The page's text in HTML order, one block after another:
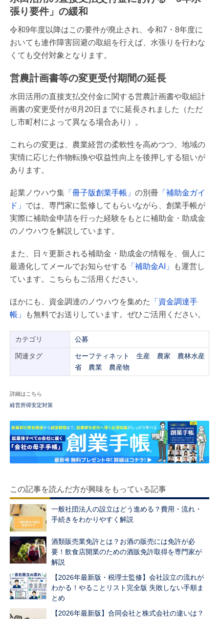
張り要件」の緩和
令和9年度以降はこの要件が廃止され、令和7・8年度に
おいても連作障害回避の取組を行えば、水張りを行わな
くても交付対象となります。
営農計画書等の変更受付期間の延長
水田活用の直接支払交付金に関する営農計画書や取組計
画書の変更受付が8月20日までに延長されました（ただ
し市町村によって異なる場合あり）。
これらの変更は、農業経営の柔軟性を高めつつ、地域の
実情に応じた作物転換や収益性向上を後押しする狙いが
あります。
起業ノウハウ集 「冊子版創業手帳」 の別冊 「補助金ガイ
ド」 では、専門家に監修してもらいながら、創業手帳が
実際に補助金申請を行った経験をもとに補助金・助成金
のノウハウを解説しています。
また、日々更新される補助金・助成金の情報を、個人に
最適化してメールでお知らせする
「補助金AI」
も運営し
ています。こちらもご活用ください。
ほかにも、資金調達のノウハウを集めた
「資金調達手
帳」
も無料でお送りしています。ぜひご活用ください。
カテゴリ 公募
関連タグ セーフティネット 生産 農家
農林水産
省
農業 農産物
詳細はこちら
経営所得安定対策
この記事を読んだ方が興味をもっている記事
一般社団法人の設立はどう進める？費用・流れ・
手続きをわかりやすく解説
酒類販売業免許とは？お酒の販売には免許が必
要！飲食店開業のための酒販免許取得を専門家が
解説
【2026年最新版・税理士監修】会社設立の流れが
わかる！やることリスト完全版 失敗しない手順ま
とめ
【2026年最新版】合同会社と株式会社の違いは？